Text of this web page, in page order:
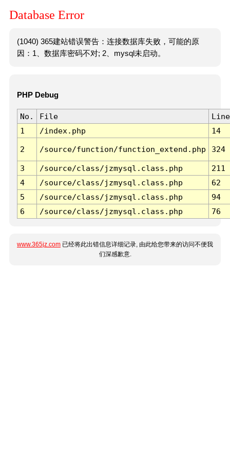
Database Error
(1040) 365建站错误警告：连接数据库失败，可能的原
因：1、数据库密码不对; 2、mysql未启动。
PHP Debug
No. File
Line
1
/index.php 14
2 /source/function/function_extend.php 324
3 /source/class/jzmysql.class.php
211
4
/source/class/jzmysql.class.php
62
5
/source/class/jzmysql.class.php
94
6
/source/class/jzmysql.class.php 76
www.365jz.com 已经将此出错信息详细记录, 由此给您带来的访问不便我
们深感歉意.